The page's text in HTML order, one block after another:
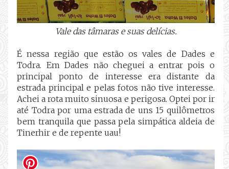
Vale das tâmaras e suas delícias.
É nessa região que estão os vales de Dades e
Todra. Em Dades não cheguei a entrar pois o
principal ponto de interesse era distante da
estrada principal e pelas fotos não tive interesse.
Achei a rota muito sinuosa e perigosa. Optei por ir
até Todra por uma estrada de uns 15 quilômetros
bem tranquila que passa pela simpática aldeia de
Tinerhir e de repente uau!